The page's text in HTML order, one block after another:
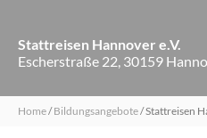
Stattreisen Hannover e.V.
Escherstraße 22, 30159
Home/Bildungsangebote/Stattreisen